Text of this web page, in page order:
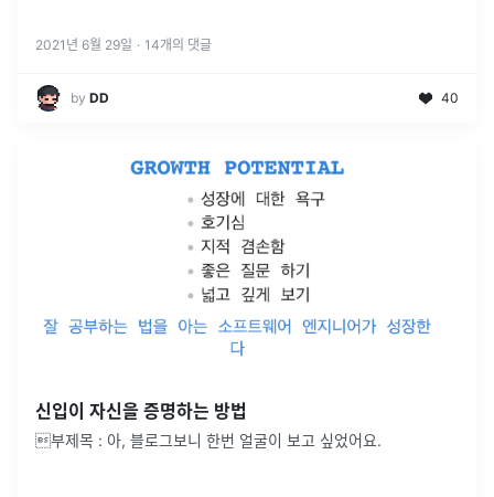
2021년 6월 29일 · 14개의 댓글
by DD 40
신입이 자신을 증명하는 방법
부제목 : 아, 블로그보니 한번 얼굴이 보고 싶었어요.